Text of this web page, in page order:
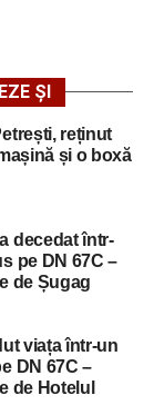
ȘI
reținut
și o boxă
decedat într-
pe DN 67C –
de Șugag
viața într-un
DN 67C –
de Hotelul